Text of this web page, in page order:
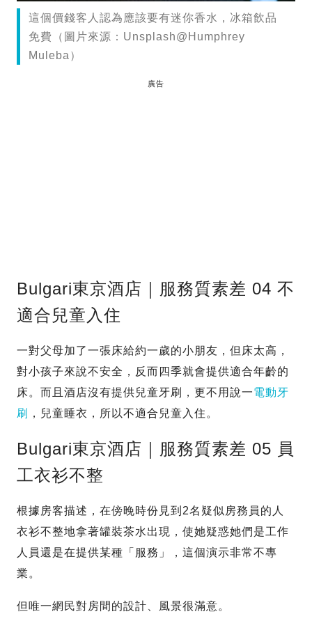
這個價錢客人認為應該要有迷你香水，冰箱飲品
免費（圖片來源：Unsplash@Humphrey
Muleba）
廣告
Bulgari東京酒店｜服務質素差 04 不
適合兒童入住
一對父母加了一張床給約一歲的小朋友，但床太高，
對小孩子來說不安全，反而四季就會提供適合年齡的
床。而且酒店沒有提供兒童牙刷，更不用說一電動牙
刷
，兒童睡衣，所以不適合兒童入住。
Bulgari東京酒店｜服務質素差 05 員
工衣衫不整
根據房客描述，在傍晚時份見到2名疑似房務員的人
衣衫不整地拿著罐裝茶水出現，使她疑惑她們是工作
人員還是在提供某種「服務」，這個演示非常不專
業。
但唯一網民對房間的設計、風景很滿意。